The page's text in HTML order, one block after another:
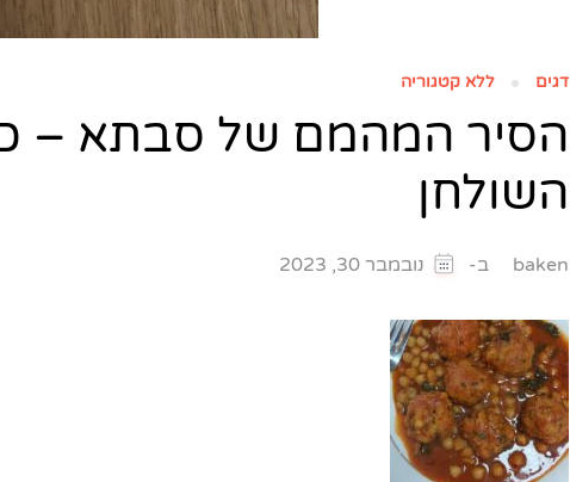
דגים ללא קטגוריה
הסיר המהמם של סבתא –
השולחן
baken ב- נובמבר 30, 2023